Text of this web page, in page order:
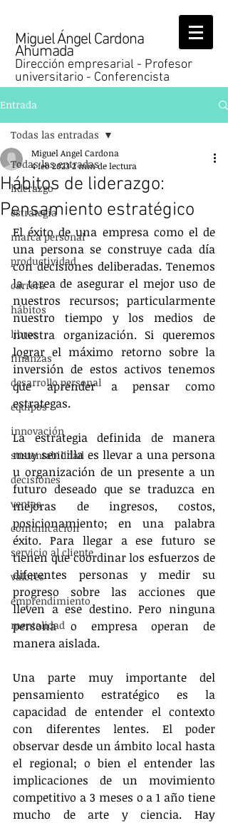
Miguel Ángel Cardona
Ahumada
Dirección empresarial - Profesor
universitario - Conferencista
Entrada
Todas las entradas
liderazgo
estrategia
marca personal
productividad
carrera
hábitos
libros
finanzas
desarrollo personal
equipos
innovación
sustentabilidad
decisiones
ventas
comunicación
servicio al cliente
valores
emprendimiento
mentalidad
Todas las entradas
Hábitos de liderazgo:
Pensamiento estratégico
Miguel Angel Cardona
4 feb 20232 min de lectura
El éxito de una empresa como el de
una persona se construye cada día
con decisiones deliberadas. Tenemos
la tarea de asegurar el mejor uso de
nuestros recursos; particularmente
nuestro tiempo y los medios de
nuestra organización. Si queremos
lograr el máximo retorno sobre la
inversión de estos activos tenemos
que aprender a pensar como
estrategas.
La estrategia definida de manera
muy sencilla es llevar a una persona
u organización de un presente a un
futuro deseado que se traduzca en
mejoras de ingresos, costos,
posicionamiento; en una palabra
éxito. Para llegar a ese futuro se
tienen que coordinar los esfuerzos de
diferentes personas y medir su
progreso sobre las acciones que
lleven a ese destino. Pero ninguna
persona o empresa operan de
manera aislada.
Una parte muy importante del
pensamiento estratégico es la
capacidad de entender el contexto
con diferentes lentes. El poder
observar desde un ámbito local hasta
el regional; o bien el entender las
implicaciones de un movimiento
competitivo a 3 meses o a 1 año tiene
mucho de arte y ciencia. Hay